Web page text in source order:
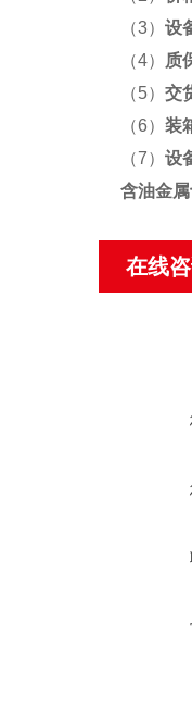
（3） 设
（4）
质
（5） 交
（6） 装
（7） 设
含油金
在线